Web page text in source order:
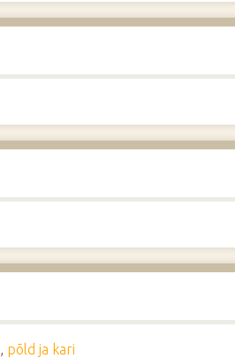
, põld ja kari